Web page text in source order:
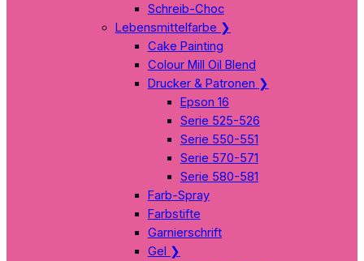
Schreib-Choc
Lebensmittelfarbe ❯
Cake Painting
Colour Mill Oil Blend
Drucker & Patronen ❯
Epson 16
Serie 525-526
Serie 550-551
Serie 570-571
Serie 580-581
Farb-Spray
Farbstifte
Garnierschrift
Gel ❯